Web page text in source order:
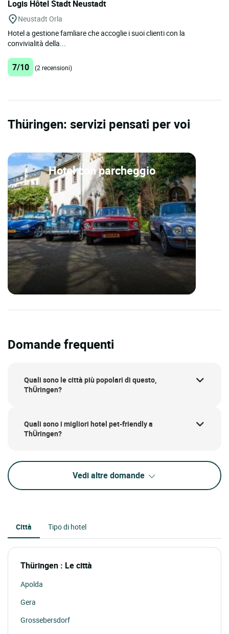
Logis Hôtel Stadt Neustadt
Neustadt Orla
Hotel a gestione famliare che accoglie i suoi clienti con la
convivialità della...
7/10 (2 recensioni)
Thüringen: servizi pensati per voi
Hotel con parcheggio
Domande frequenti
Quali sono le città più popolari di questo,
ThÜringen?
Quali sono i migliori hotel pet-friendly a
ThÜringen?
Vedi altre domande
Città Tipo di hotel
Thüringen : Le città
Apolda
Gera
Grossebersdorf